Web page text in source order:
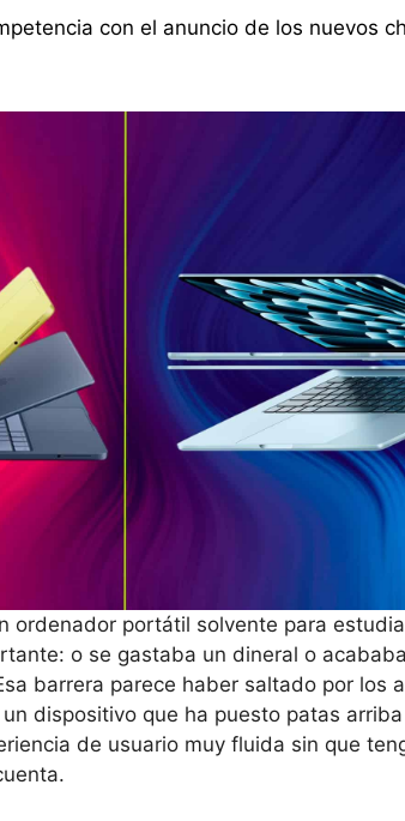
con el anuncio de los nuevos
ordenador portátil solvente para
o se gastaba un dineral o
barrera parece haber saltado por los
un dispositivo que ha puesto patas
de usuario muy fluida sin que